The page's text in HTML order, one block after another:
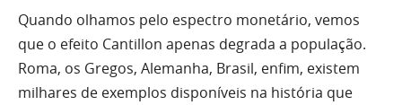
Quando olhamos pelo espectro monetário, vemos
que o efeito Cantillon apenas degrada a população.
Roma, os Gregos, Alemanha, Brasil, enfim, existem
milhares de exemplos disponíveis na história que